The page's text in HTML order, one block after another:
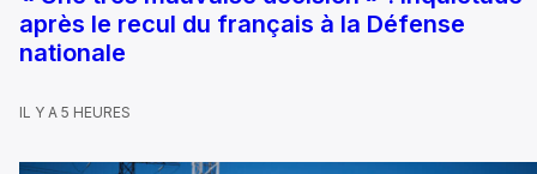
après le recul du français à la Défense
nationale
IL Y A 5 HEURES